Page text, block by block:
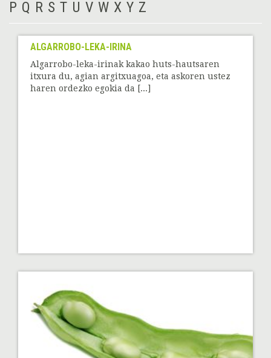
P Q R S T U V W X Y Z
ALGARROBO-LEKA-IRINA
Algarrobo-leka-irinak kakao huts-hautsaren
itxura du, agian argitxuagoa, eta askoren ustez
haren ordezko egokia da [...]